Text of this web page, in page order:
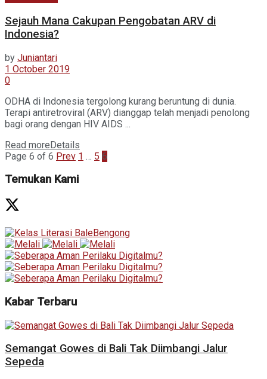
Sejauh Mana Cakupan Pengobatan ARV di
Indonesia?
by Juniantari
1 October 2019
0
ODHA di Indonesia tergolong kurang beruntung di dunia.
Terapi antiretroviral (ARV) dianggap telah menjadi penolong
bagi orang dengan HIV AIDS ...
Read moreDetails
Page 6 of 6 Prev 1 … 5 6
Temukan Kami
Kabar Terbaru
Semangat Gowes di Bali Tak Diimbangi Jalur
Sepeda